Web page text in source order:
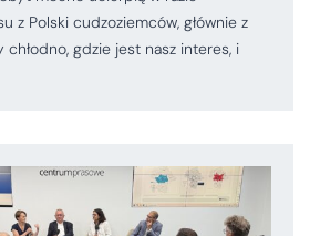
z Polski cudzoziemców, głównie z
chłodno, gdzie jest nasz interes, i